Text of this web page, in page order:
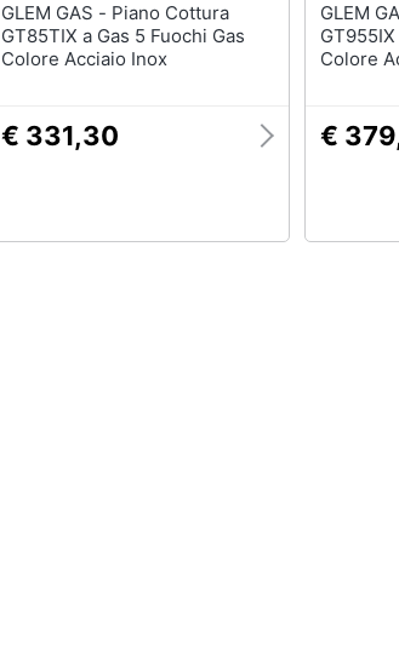
GLEM GAS - Piano Cottura
GT85TIX a Gas 5 Fuochi Gas
Colore Acciaio Inox
€ 331,30
GLEM GAS - Piano
Colore
€